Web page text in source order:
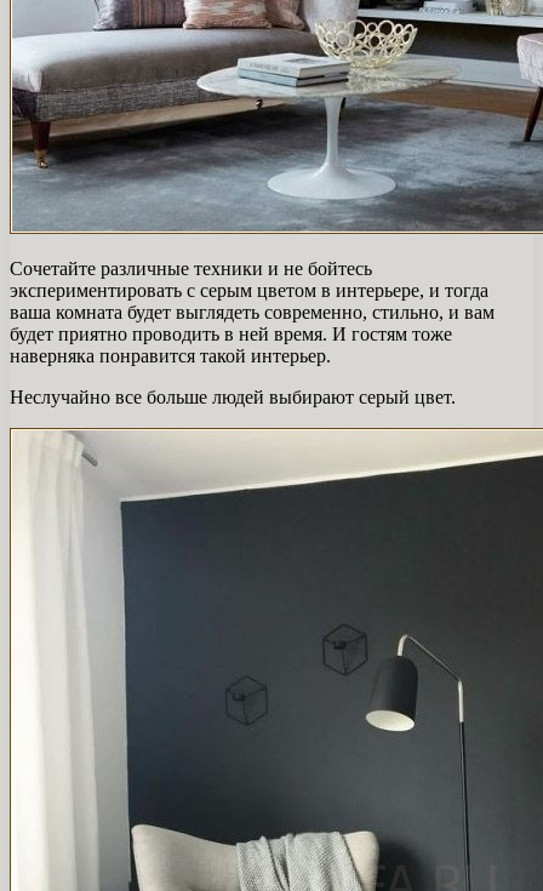
Сочетайте различные техники и не бойтесь
экспериментировать с серым цветом в интерьере, и тогда
ваша комната будет выглядеть современно, стильно, и вам
будет приятно проводить в ней время. И гостям тоже
наверняка понравится такой интерьер.
Неслучайно все больше людей выбирают серый цвет.